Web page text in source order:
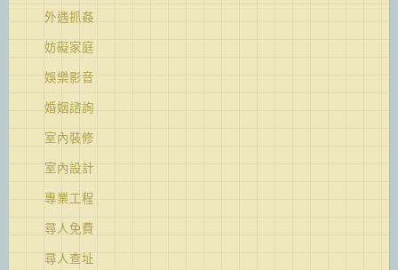
外遇抓姦
妨礙家庭
娛樂影音
婚姻諮詢
室內裝修
室內設計
專業工程
尋人免費
尋人查址